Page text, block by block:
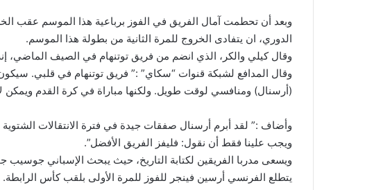
وبعد أن تحطمت آمال الفريق في الفوز برباعية هذا الموسم عقب
الدوري، ان يتفادى الخروج للمرة الثانية من بطولة هذا الموسم.
وقال كيلي والكر، الذي انضم من فريق توتنهام في الصيف الماضي،
وقال المدافع لشبكة قنوات “سكاي” :” فريق توتنهام في قلبي.
(أرسنال) ومنافسي لوقت طويل. ولكنها مباراة في كرة القدم ويمكن لأي
وأضاف :” لقد أبرم أرسنال صفقات جيدة في فترة الانتقالات
ويجب علينا فقط أن نقول: فليفز الفريق الأفضل”.
ويسعى مدربا الفريقين لكتابة التاريخ، حيث يبحث الإسباني جوسيب
يتطلع الفرنسي أرسين فينجر للفوز للمرة الأولى بلقب كأس الرابطة.